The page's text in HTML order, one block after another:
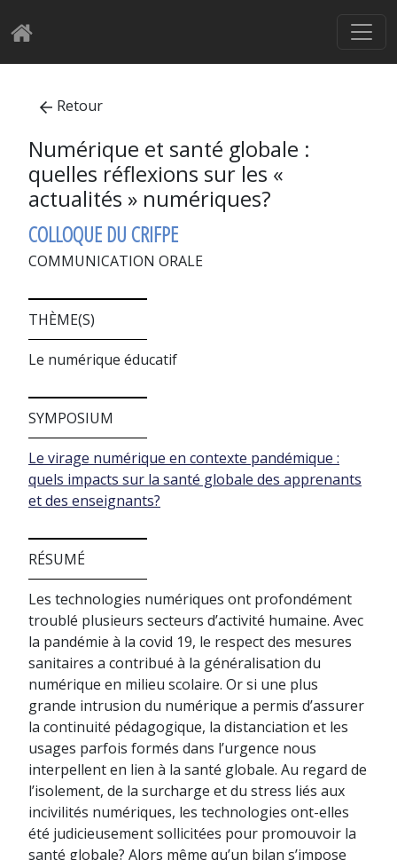
Retour
Numérique et santé globale :
quelles réflexions sur les «
actualités » numériques?
COLLOQUE DU CRIFPE
COMMUNICATION ORALE
THÈME(S)
Le numérique éducatif
SYMPOSIUM
Le virage numérique en contexte pandémique :
quels impacts sur la santé globale des apprenants
et des enseignants?
RÉSUMÉ
Les technologies numériques ont profondément
troublé plusieurs secteurs d’activité humaine. Avec
la pandémie à la covid 19, le respect des mesures
sanitaires a contribué à la généralisation du
numérique en milieu scolaire. Or si une plus
grande intrusion du numérique a permis d’assurer
la continuité pédagogique, la distanciation et les
usages parfois formés dans l’urgence nous
interpellent en lien à la santé globale. Au regard de
l’isolement, de la surcharge et du stress liés aux
incivilités numériques, les technologies ont-elles
été judicieusement sollicitées pour promouvoir la
santé globale? Alors même qu’un bilan s’impose